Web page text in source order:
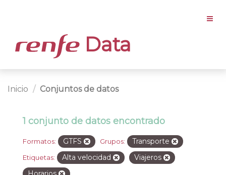
Data
Inicio Conjuntos de datos
1 conjunto de datos encontrado
Formatos: GTFS Grupos: Transporte
Etiquetas: Alta velocidad
Viajeros